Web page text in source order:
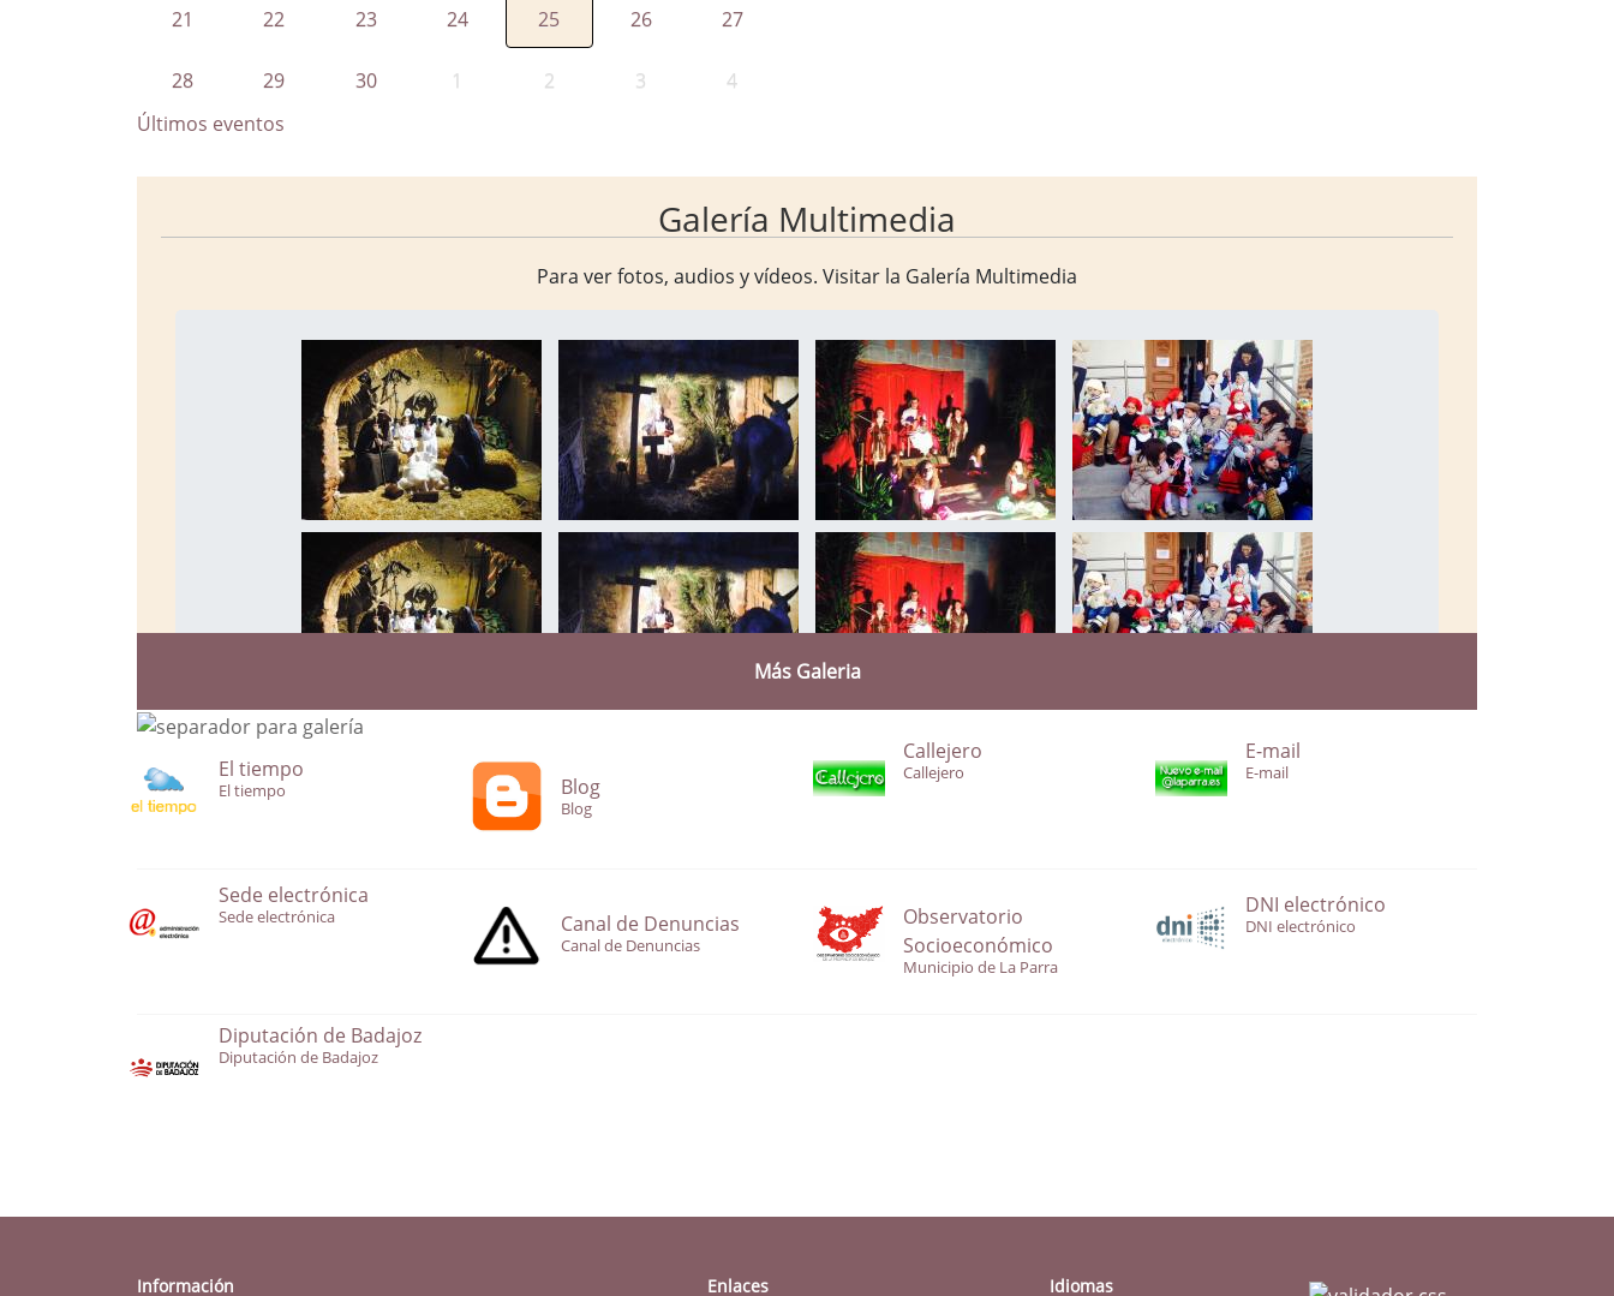
21 22 23 24 25 26 27
28 29 30 1 2 3 4
Últimos eventos
Galería Multimedia
Para ver fotos, audios y vídeos. Visitar la Galería Multimedia
Más Galeria
El tiempo
El tiempo Blog
Blog
Callejero
Callejero
E-mail
E-mail
Sede electrónica
Sede electrónica Canal de Denuncias
Canal de Denuncias
Observatorio
Socioeconómico
Municipio de La Parra
DNI electrónico
DNI electrónico
Diputación de Badajoz
Diputación de Badajoz
Información Enlaces Idiomas